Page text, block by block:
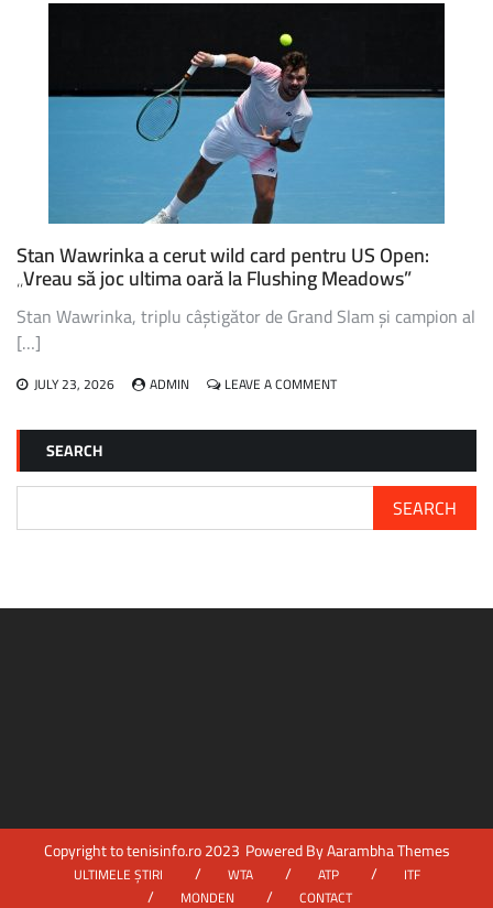
US
Stan Wawrinka a cerut wild card pentru US Open:
„Vreau să joc ultima oară la Flushing Meadows”
Stan Wawrinka, triplu câștigător de Grand Slam și campion al
[…]
JULY 23, 2026 ADMIN LEAVE A COMMENTON
WILD
SEARCH
SEARCH
Copyright to tenisinfo.ro 2023 Powered ByAarambha Themes
ULTIMELE ȘTIRI WTA ATP
ITF
MONDEN
CONTACT